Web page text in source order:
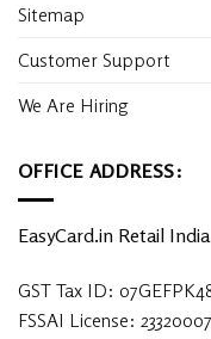
Sitemap
Customer Support
We Are Hiring
OFFICE ADDRESS:
EasyCard.in Retail India
GST Tax ID:
FSSAI License: